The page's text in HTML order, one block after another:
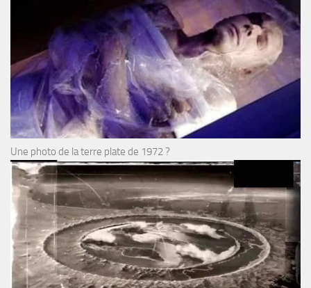
Une photo de la terre plate de 1972 ?